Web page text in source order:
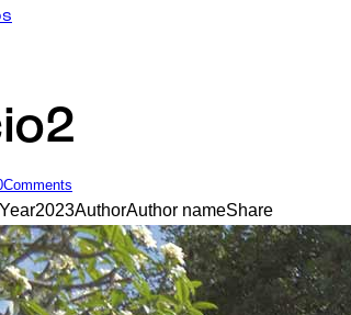
Comments
Year2023AuthorAuthor nameShare